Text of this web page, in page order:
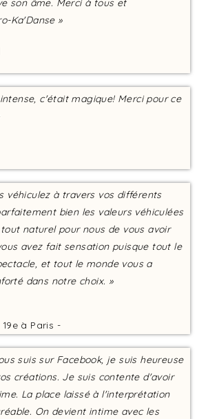
son âme. Merci à tous et
Ka'Danse »
c'était magique! Merci pour ce
véhiculez à travers vos différents
bien les valeurs véhiculées
tout naturel pour nous de vous avoir
avez fait sensation puisque tout le
et tout le monde vous a
dans notre choix. »
à Paris -
suis sur Facebook, je suis heureuse
créations. Je suis contente d'avoir
La place laissé à l'interprétation
On devient intime avec les